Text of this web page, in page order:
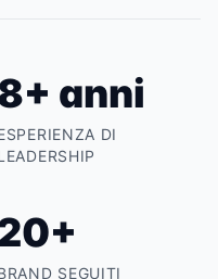
anni
DI
SEGUITI